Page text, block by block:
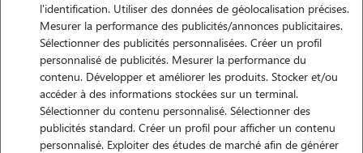
Motivation
passionnée par les animaux, j'ai grandit à la campagne entourée
d'eux. je n'en n'ai pas personnellement depuis mon arrivée à marseille
et je souhaiterai proposer mes services de garde pour pouvoir en
l'identification. Utiliser des données de géolocalisation précises.
Mesurer la performance des publicités/annonces publicitaires.
Sélectionner des publicités personnalisées. Créer un profil
personnalisé de publicités. Mesurer la performance du
contenu. Développer et améliorer les produits. Stocker et/ou
accéder à des informations stockées sur un terminal.
Sélectionner du contenu personnalisé. Sélectionner des
publicités standard. Créer un profil pour afficher un contenu
personnalisé. Exploiter des études de marché afin de générer